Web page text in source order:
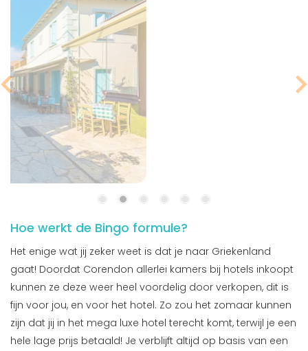
Hoe werkt de Bingo formule?
Het enige wat jij zeker weet is dat je naar Griekenland
gaat! Doordat Corendon allerlei kamers bij hotels inkoopt
kunnen ze deze weer heel voordelig door verkopen, dit is
fijn voor jou, en voor het hotel. Zo zou het zomaar kunnen
zijn dat jij in het mega luxe hotel terecht komt, terwijl je een
hele lage prijs betaald! Je verblijft altijd op basis van een